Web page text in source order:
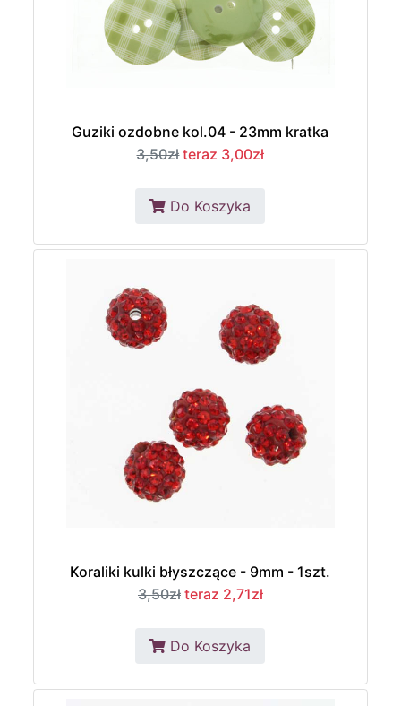
Guziki ozdobne kol.04 - 23mm kratka
3,50zł teraz 3,00zł
Do Koszyka
Koraliki kulki błyszczące - 9mm - 1szt.
3,50zł teraz 2,71zł
Do Koszyka